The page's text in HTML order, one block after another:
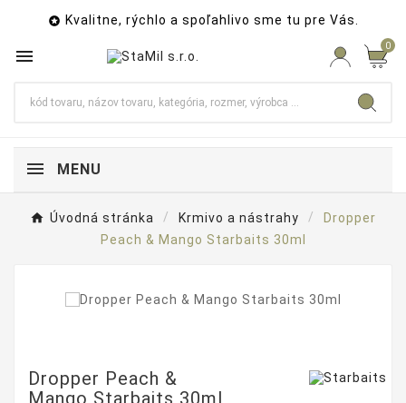
 Kvalitne, rýchlo a spoľahlivo sme tu pre Vás.
 0
MENU
Úvodná stránka Krmivo a nástrahy
Dropper
Peach & Mango Starbaits 30ml
Dropper Peach &